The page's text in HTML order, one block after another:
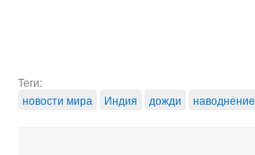
Теги:
новости мира
Индия дожди наводнение